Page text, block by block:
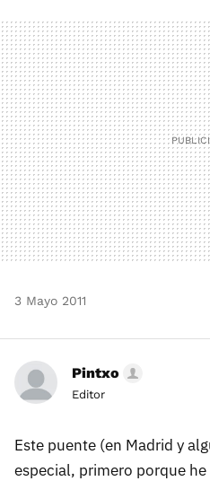
3 Mayo 2011
Pintxo
Editor
Este puente (en Madrid y
especial, primero porque